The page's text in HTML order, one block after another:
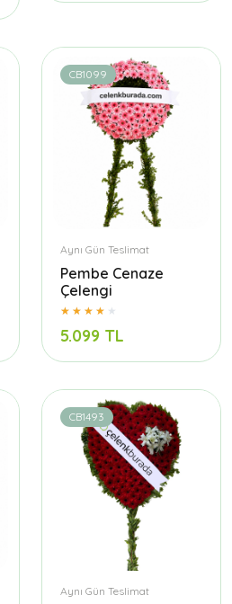
CB1099
Aynı Gün Teslimat
Pembe Cenaze
Çelengi
5.099 TL
CB1493
Aynı Gün Teslimat